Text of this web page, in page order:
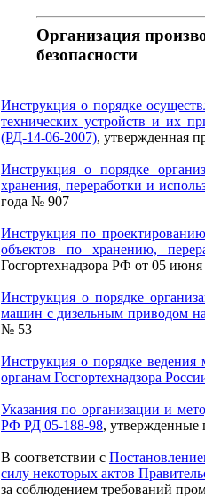
Организация
безопасности
Инструкция о порядке
технических устройств и их
(РД-14-06-2007), утвержденная
Инструкция о порядке
хранения, переработки и
года № 907
Инструкция по
объектов по хранению,
Госгортехнадзора РФ от 05
Инструкция о порядке
машин с дизельным приводом
№ 53
Инструкция о порядке ведения
органам Госгортехнадзора
Указания по организации и
РФ РД 05-188-98, утвержденные
В соответствии с
силу некоторых актов
за соблюдением требований